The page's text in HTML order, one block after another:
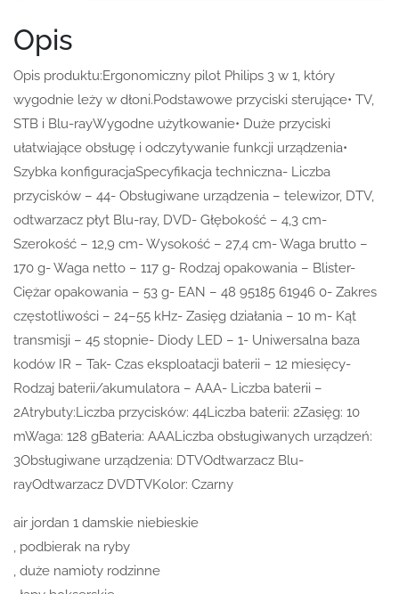
Opis
Opis produktu:Ergonomiczny pilot Philips 3 w 1, który
wygodnie leży w dłoni.Podstawowe przyciski sterujące• TV,
STB i Blu-rayWygodne użytkowanie• Duże przyciski
ułatwiające obsługę i odczytywanie funkcji urządzenia•
Szybka konfiguracjaSpecyfikacja techniczna- Liczba
przycisków – 44- Obsługiwane urządzenia – telewizor, DTV,
odtwarzacz płyt Blu-ray, DVD- Głębokość – 4,3 cm-
Szerokość – 12,9 cm- Wysokość – 27,4 cm- Waga brutto –
170 g- Waga netto – 117 g- Rodzaj opakowania – Blister-
Ciężar opakowania – 53 g- EAN – 48 95185 61946 0- Zakres
częstotliwości – 24–55 kHz- Zasięg działania – 10 m- Kąt
transmisji – 45 stopnie- Diody LED – 1- Uniwersalna baza
kodów IR – Tak- Czas eksploatacji baterii – 12 miesięcy-
Rodzaj baterii/akumulatora – AAA- Liczba baterii –
2Atrybuty:Liczba przycisków: 44Liczba baterii: 2Zasięg: 10
mWaga: 128 gBateria: AAALiczba obsługiwanych urządzeń:
3Obsługiwane urządzenia: DTVOdtwarzacz Blu-
rayOdtwarzacz DVDTVKolor: Czarny
air jordan 1 damskie niebieskie
, podbierak na ryby
, duże namioty rodzinne